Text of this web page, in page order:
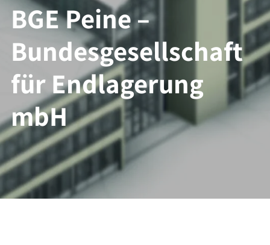
BGE Peine –
Bundesgesellschaft
für Endlagerung
mbH